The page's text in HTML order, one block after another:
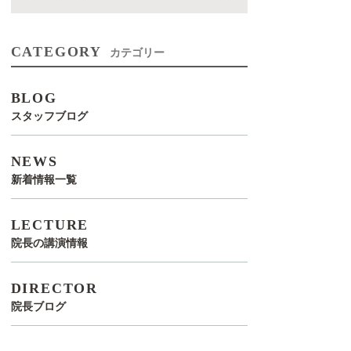
CATEGORY カテゴリー
BLOG
スタッフブログ
NEWS
新着情報一覧
LECTURE
院長の講演情報
DIRECTOR
院長ブログ